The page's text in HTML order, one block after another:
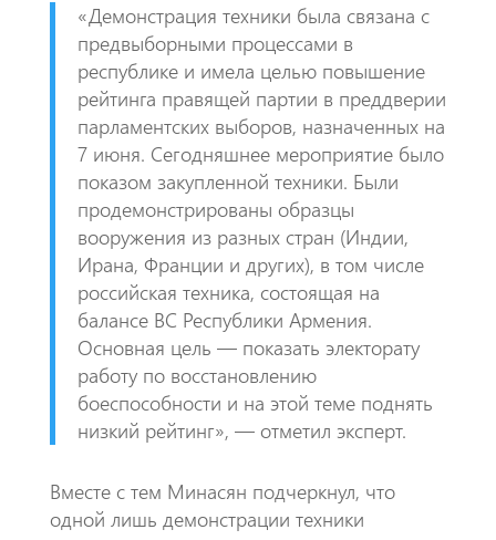
«Демонстрация техники была связана с
предвыборными процессами в
республике и имела целью повышение
рейтинга правящей партии в преддверии
парламентских выборов, назначенных на
7 июня. Сегодняшнее мероприятие было
показом закупленной техники. Были
продемонстрированы образцы
вооружения из разных стран (Индии,
Ирана, Франции и других), в том числе
российская техника, состоящая на
балансе ВС Республики Армения.
Основная цель — показать электорату
работу по восстановлению
боеспособности и на этой теме поднять
низкий рейтинг», — отметил эксперт.
Вместе с тем Минасян подчеркнул, что
одной лишь демонстрации техники